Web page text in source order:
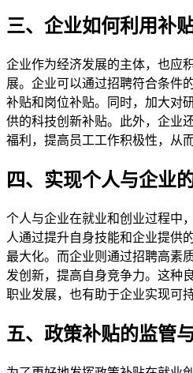
三、企业如何利用补
企业作为经济发展的主体，也应
展。企业可以通过招聘符合条件
补贴和岗位补贴。同时，加大对
供的科技创新补贴。此外，企业
福利，提高员工工作积极性，从
四、实现个人与企业
个人与企业在就业和创业过程中
人通过提升自身技能和企业提供
最大化。而企业则通过招聘高素
发创新，提高自身竞争力。这种
职业发展，也有助于企业实现可
五、政策补贴的监管